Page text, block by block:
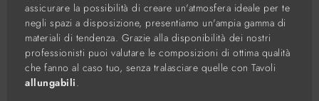
assicurare la possibilità di creare un'atmosfera ideale per te
negli spazi a disposizione, presentiamo un'ampia gamma di
materiali di tendenza. Grazie alla disponibilità dei nostri
professionisti puoi valutare le composizioni di ottima qualità
che fanno al caso tuo, senza tralasciare quelle con Tavoli
allungabili.